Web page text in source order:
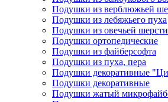
Подушки из верблюжьей
Подушки из лебяжьего пуха
Подушки из овечьей шерсти
Подушки ортопедические
Подушки из файберсофта
Подушки из пуха, пера
Подушки декоративные
Подушки декоративные
Подушки жатый